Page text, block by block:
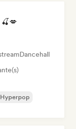
Dancehall
Hyperpop